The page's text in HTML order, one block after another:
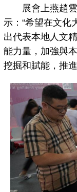
展會上燕趙雲
示：“希望在文化
出代表本地人文
能力量，加強與
挖掘和賦能，推